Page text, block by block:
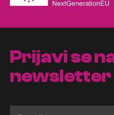
Prijavi se
newsletter